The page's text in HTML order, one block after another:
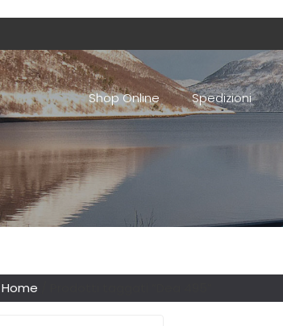
Shop Online Spedizioni
Home